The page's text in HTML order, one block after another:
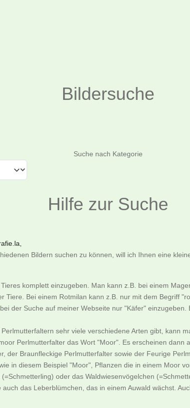
Bildersuche
Suche nach Kategorie
Hilfe zur Suche
Bildern suchen zu können, will ich Ihnen eine
komplett einzugeben. Man kann z.B. bei einem
Tiere. Bei einem Rotmilan kann z.B. nur mit dem Begriff
der Suche auf meiner Webseite nur "Käfer"
sehr viele verschiedene Arten gibt, kann
Perlmutterfalter das Wort "Moor". Es erscheinen dann
der Braunfleckige Perlmutterfalter sowie der Feurige
in diesem Beispiel "Moor", Pflanzen die in einem Moor
oder das Waldwiesenvögelchen
das Leberblümchen, das in einem Auwald wächst.